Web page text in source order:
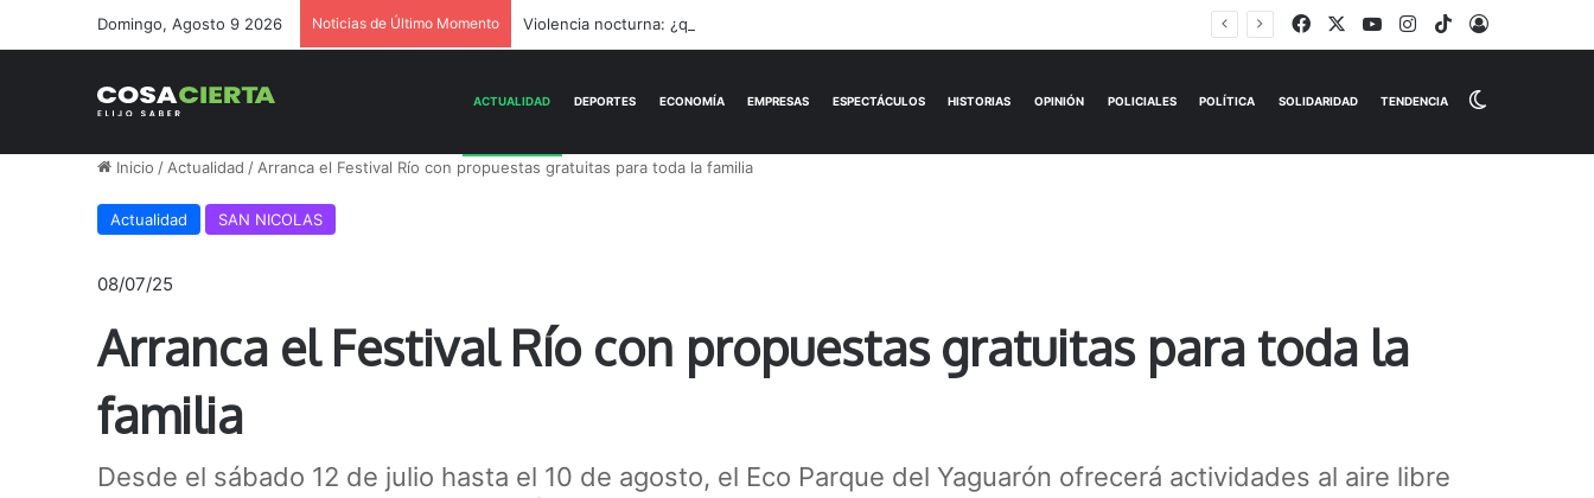
Domingo, Agosto 9 2026 Noticias de Último Momento Violencia nocturna: ¿quién escucha los reclamos nicoleños? FacebookYouTubeInstagram
TikTokIniciar
Inicio / Actualidad / Arranca el Festival Río con propuestas gratuitas para toda la familia
Actualidad SAN NICOLAS
08/07/25
Arranca el Festival Río con propuestas gratuitas para toda la
familia
Desde el sábado 12 de julio hasta el 10 de agosto, el Eco Parque del Yaguarón ofrecerá actividades al aire libre